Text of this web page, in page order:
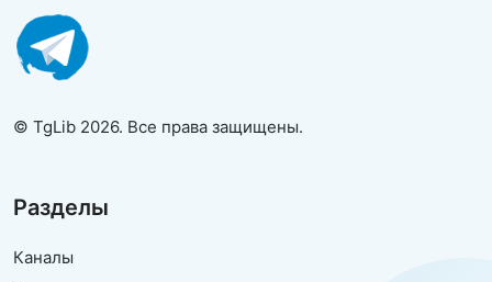
© TgLib 2026. Все права защищены.
Разделы
Каналы